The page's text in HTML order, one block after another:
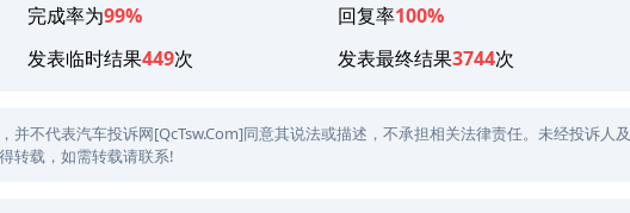
完成率为99% 回复率100%
发表临时结果449次 发表最终结果3744次
并不代表汽车投诉网[QcTsw.Com]同意其说法或描述，不承担相关法律责任。未经投诉人及
转载，如需转载请联系!